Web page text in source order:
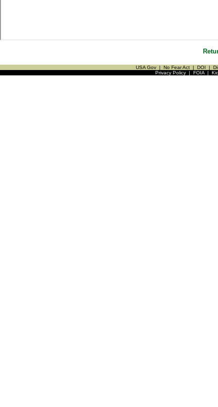
USA Gov | No Fear Act | DOI |
Privacy Policy| FOIA|